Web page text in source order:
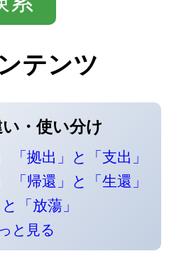
テンツ
・使い分け
「拠出」と「支出」
「帰還」と「生還」
「放蕩」
と見る